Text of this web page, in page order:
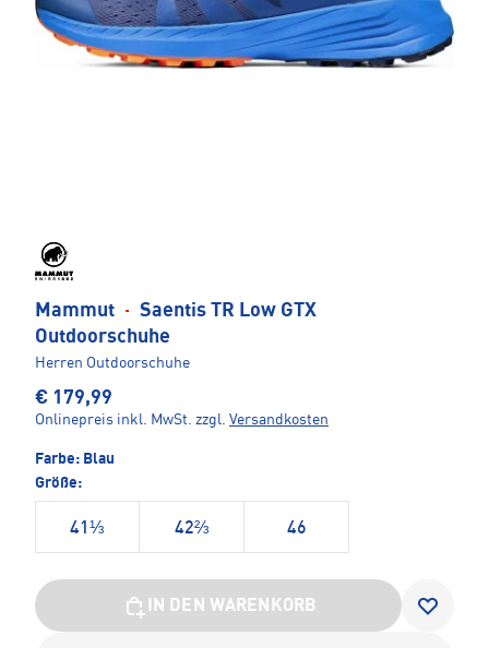
Mammut · Saentis TR Low GTX
Outdoorschuhe
Herren Outdoorschuhe
€ 179,99
Onlinepreis inkl. MwSt. zzgl. Versandkosten
Farbe: Blau
Größe:
41⅓ 42⅔ 46
IN DEN WARENKORB